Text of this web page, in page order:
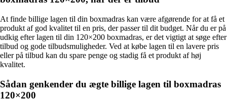
At finde billige lagen til din boxmadras kan være afgørende for at få et
produkt af god kvalitet til en pris, der passer til dit budget. Når du er på
udkig efter lagen til din 120×200 boxmadras, er det vigtigt at søge efter
tilbud og gode tilbudsmuligheder. Ved at købe lagen til en lavere pris
eller på tilbud kan du spare penge og stadig få et produkt af høj
kvalitet.
Sådan genkender du ægte billige lagen til boxmadras
120×200